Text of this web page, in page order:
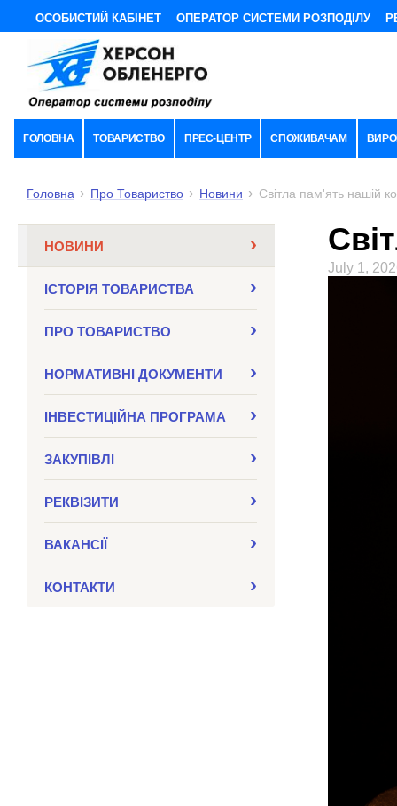
ОСОБИСТИЙ КАБІНЕТ ОПЕРАТОР СИСТЕМИ РОЗПОДІЛУ
ГОЛОВНА ТОВАРИСТВО ПРЕС-ЦЕНТР СПОЖИВАЧАМ
Головна Про Товариство Новини Світла пам'ять нашій
НОВИНИ
ІСТОРІЯ ТОВАРИСТВА
ПРО ТОВАРИСТВО
НОРМАТИВНI ДОКУМЕНТИ
ІНВЕСТИЦІЙНА ПРОГРАМА
ЗАКУПIВЛI
РЕКВІЗИТИ
ВАКАНСІЇ
КОНТАКТИ
July 1,